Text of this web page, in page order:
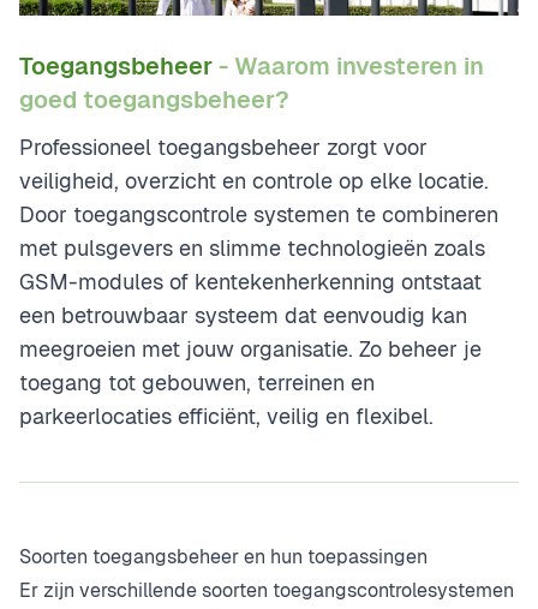
Toegangsbeheer- Waarom investeren in
goed toegangsbeheer?
Professioneel toegangsbeheer zorgt voor
veiligheid, overzicht en controle op elke locatie.
Door toegangscontrole systemen te combineren
met pulsgevers en slimme technologieën zoals
GSM-modules of kentekenherkenning ontstaat
een betrouwbaar systeem dat eenvoudig kan
meegroeien met jouw organisatie. Zo beheer je
toegang tot gebouwen, terreinen en
parkeerlocaties efficiënt, veilig en flexibel.
Soorten toegangsbeheer en hun toepassingen
Er zijn verschillende soorten toegangscontrolesystemen